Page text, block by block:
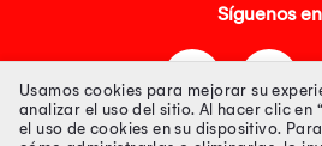
Síguenos en
Usamos cookies para mejorar su
analizar el uso del sitio. Al hacer clic en
el uso de cookies en su dispositivo.